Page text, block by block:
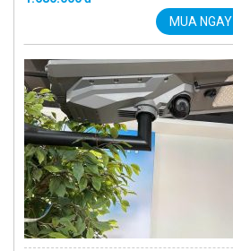
MUA NGAY